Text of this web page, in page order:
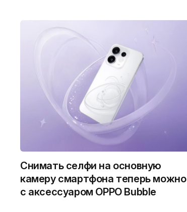
Снимать селфи на основную
камеру смартфона теперь можно
с аксессуаром OPPO Bubble